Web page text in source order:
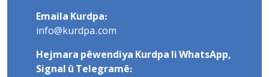
Emaila Kurdpa:
info@kurdpa.com
Hejmara pêwendiya Kurdpa li WhatsApp,
Signal û Telegramê: